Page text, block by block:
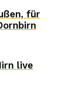
für
live